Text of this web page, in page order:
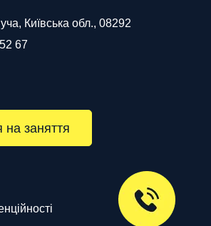
Київська обл., 08292
67
на заняття